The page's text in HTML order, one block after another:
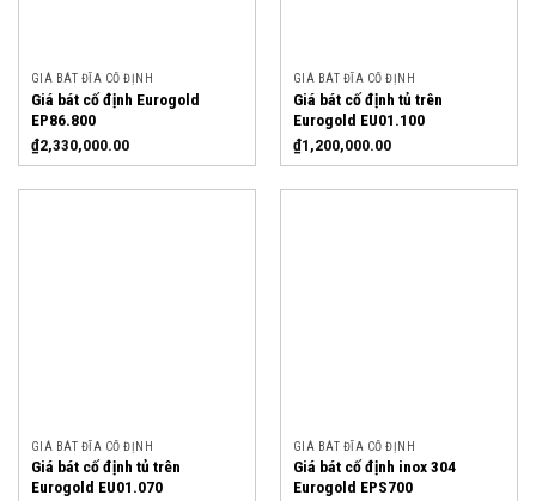
GIÁ BÁT ĐĨA CỐ ĐỊNH
Giá bát cố định Eurogold
EP86.800
₫2,330,000.00
GIÁ BÁT ĐĨA CỐ ĐỊNH
Giá bát cố định tủ trên
Eurogold EU01.100
₫1,200,000.00
GIÁ BÁT ĐĨA CỐ ĐỊNH
Giá bát cố định tủ trên
Eurogold EU01.070
GIÁ BÁT ĐĨA CỐ ĐỊNH
Giá bát cố định inox 304
Eurogold EPS700